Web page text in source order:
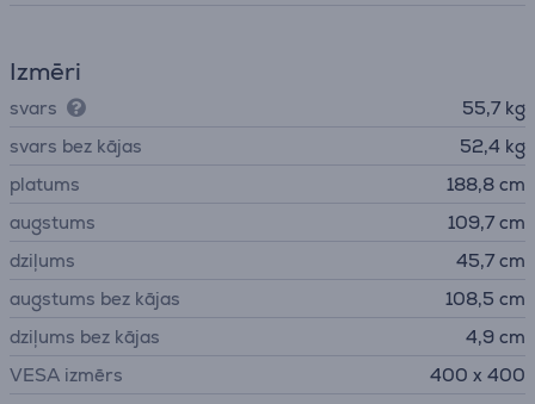
Izmēri
svars
55,7 kg
svars bez kājas
52,4 kg
platums
188,8 cm
augstums
109,7 cm
dziļums
45,7 cm
augstums bez kājas
108,5 cm
dziļums bez kājas
4,9 cm
VESA izmērs
400 x 400